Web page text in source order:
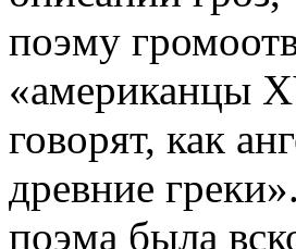
поэму
«американцы
говорят, как
древние
поэма была